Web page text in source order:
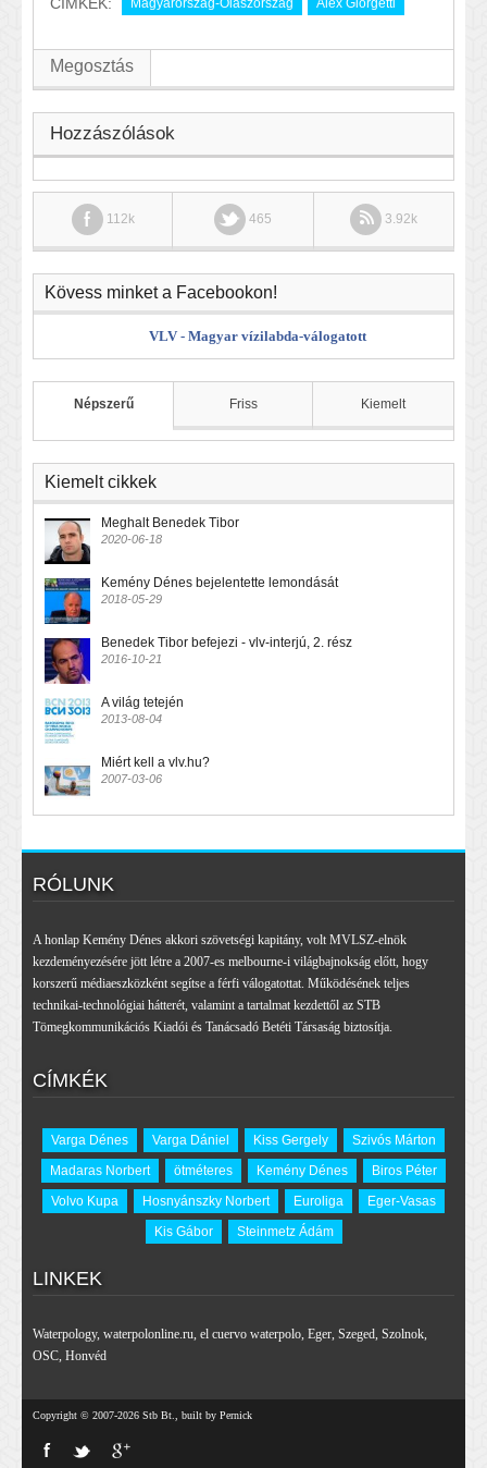
Magyarország-Olaszország Alex Giorgetti
Megosztás
Hozzászólások
112k 465 3.92k
Kövess minket a Facebookon!
VLV - Magyar vízilabda-válogatott
Népszerű Friss Kiemelt
Kiemelt cikkek
Meghalt Benedek Tibor
2020-06-18
Kemény Dénes bejelentette lemondását
2018-05-29
Benedek Tibor befejezi - vlv-interjú, 2. rész
2016-10-21
A világ tetején
2013-08-04
Miért kell a vlv.hu?
2007-03-06
RÓLUNK
A honlap Kemény Dénes akkori szövetségi kapitány, volt MVLSZ-elnök
kezdeményezésére jött létre a 2007-es melbourne-i világbajnokság előtt, hogy
korszerű médiaeszközként segítse a férfi válogatottat. Működésének teljes
technikai-technológiai hátterét, valamint a tartalmat kezdettől az STB
Tömegkommunikációs Kiadói és Tanácsadó Betéti Társaság biztosítja.
CÍMKÉK
Varga Dénes Varga Dániel Kiss Gergely
Szivós Márton
Madaras Norbert
ötméteres Kemény Dénes
Biros Péter
Volvo Kupa
Hosnyánszky Norbert Euroliga
Eger-Vasas
Kis Gábor
Steinmetz Ádám
LINKEK
Waterpology, waterpolonline.ru, el cuervo waterpolo, Eger, Szeged, Szolnok,
OSC, Honvéd
Copyright © 2007-2026 Stb Bt., built by Pernick